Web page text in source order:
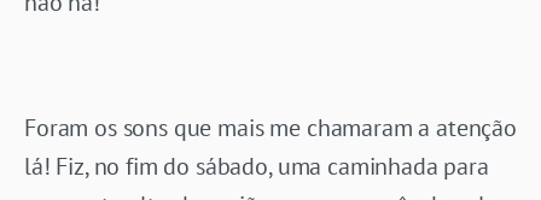
Foram os sons que mais me chamaram a atenção
lá! Fiz, no fim do sábado, uma caminhada para